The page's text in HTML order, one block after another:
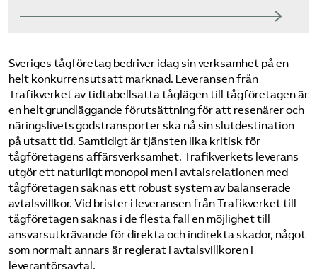
Sveriges tågföretag bedriver idag sin verksamhet på en
helt konkurrensutsatt marknad. Leveransen från
Trafikverket av tidtabellsatta tåglägen till tågföretagen är
en helt grundläggande förutsättning för att resenärer och
näringslivets godstransporter ska nå sin slutdestination
på utsatt tid. Samtidigt är tjänsten lika kritisk för
tågföretagens affärsverksamhet. Trafikverkets leverans
utgör ett naturligt monopol men i avtalsrelationen med
tågföretagen saknas ett robust system av balanserade
avtalsvillkor. Vid brister i leveransen från Trafikverket till
tågföretagen saknas i de flesta fall en möjlighet till
ansvarsutkrävande för direkta och indirekta skador, något
som normalt annars är reglerat i avtalsvillkoren i
leverantörsavtal.